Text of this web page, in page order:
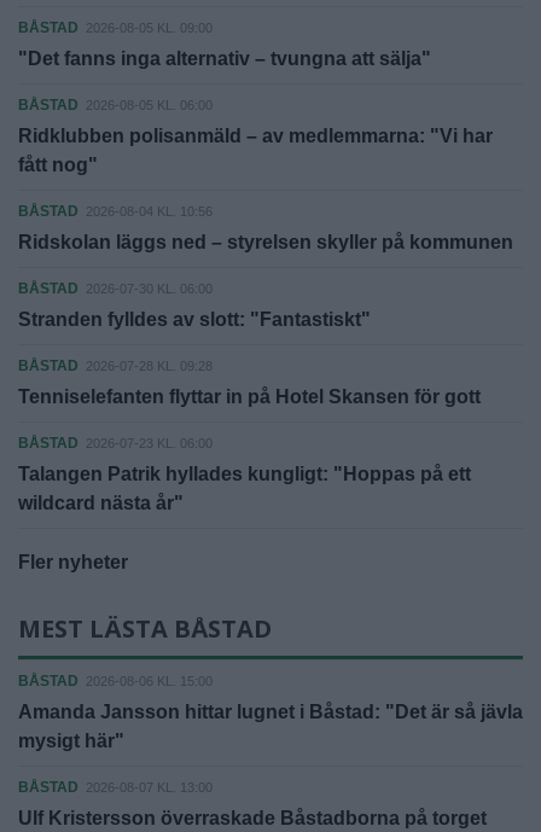
BÅSTAD 2026-08-05 KL. 09:00
"Det fanns inga alternativ – tvungna att sälja"
BÅSTAD 2026-08-05 KL. 06:00
Ridklubben polisanmäld – av medlemmarna: "Vi har
fått nog"
BÅSTAD 2026-08-04 KL. 10:56
Ridskolan läggs ned – styrelsen skyller på kommunen
BÅSTAD 2026-07-30 KL. 06:00
Stranden fylldes av slott: "Fantastiskt"
BÅSTAD 2026-07-28 KL. 09:28
Tenniselefanten flyttar in på Hotel Skansen för gott
BÅSTAD 2026-07-23 KL. 06:00
Talangen Patrik hyllades kungligt: "Hoppas på ett
wildcard nästa år"
Fler nyheter
MEST LÄSTA BÅSTAD
BÅSTAD 2026-08-06 KL. 15:00
Amanda Jansson hittar lugnet i Båstad: "Det är så jävla
mysigt här"
BÅSTAD 2026-08-07 KL. 13:00
Ulf Kristersson överraskade Båstadborna på torget